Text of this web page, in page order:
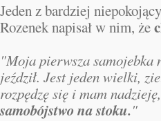
Jeden z bardziej
Rozenek napisał w nim, że
"Moja pierwsza samojebka
jeździł. Jest jeden wielki,
rozpędzę się i mam
samobójstwo na stoku."